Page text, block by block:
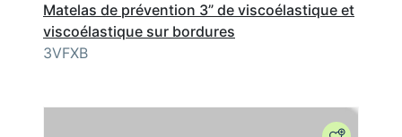
Matelas de prévention 3” de viscoélastique et
viscoélastique sur bordures
3VFXB